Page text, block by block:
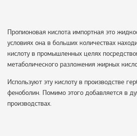
Пропионовая кислота импортная это
условиях она в больших количествах
кислоту в промышленных целях
метаболического разложения жирных
Используют эту кислоту в производстве
феноболин. Помимо этого добавляется в
производствах.